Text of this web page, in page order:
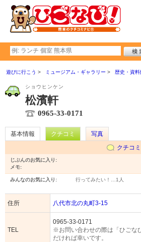
遊びに行こう ミュージアム・ギャラリー 歴史・資料
ショウヒンケン
松濱軒
0965-33-0171
基本情報 クチコミ
写真
クチコ
じぶんのお気に入り:
メモ:
みんなのお気に入り: 行ってみたい！… 1人
住所 八代市北の丸町3-15
TEL
0965-33-0171
※お問い合わせの際は「ひごな
だければ幸いです。